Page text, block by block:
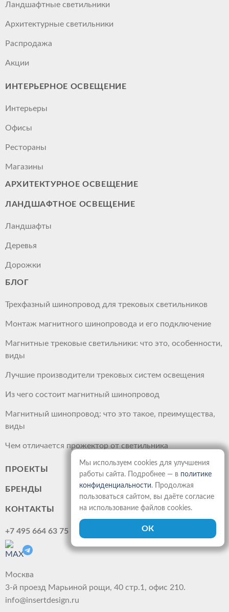
Ландшафтные светильники
Архитектурные светильники
Распродажа
Акции
ИНТЕРЬЕРНОЕ ОСВЕЩЕНИЕ
Интерьеры
Офисы
Рестораны
Магазины
АРХИТЕКТУРНОЕ ОСВЕЩЕНИЕ
ЛАНДШАФТНОЕ ОСВЕЩЕНИЕ
Ландшафты
Деревья
Дорожки
БЛОГ
Трехфазный шинопровод для трековых светильников
Монтаж магнитного шинопровода и его подключение
Магнитные трековые светильники: что это, особенности,
виды
Лучшие производители трековых систем освещения
Из чего состоит магнитный шинопровод
Магнитный шинопровод: что это такое, преимущества,
виды
Чем отличается прожектор от светильника
ПРОЕКТЫ
БРЕНДЫ
КОНТАКТЫ
+7 495 664 63 75
Москва
3-й проезд Марьиной рощи, 40 стр.1, офис 210.
info@insertdesign.ru
Мы используем cookies для улучшения
работы сайта. Подробнее — в политике
конфиденциальности. Продолжая
пользоваться сайтом, вы даёте согласие
на использование файлов cookies.